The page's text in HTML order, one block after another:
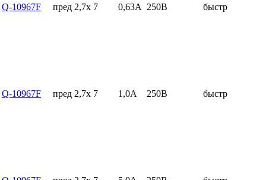
Q-10967F пред 2,7x 7 0,63А 250В быстр
Q-10967F пред 2,7x 7 1,0А 250В быстр